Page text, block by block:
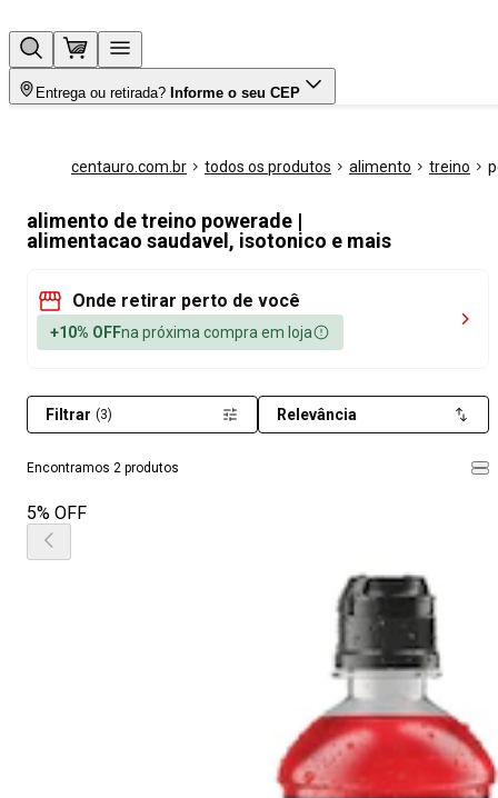
Entrega ou retirada? Informe o seu CEP
centauro.com.br todos os produtos alimento treino
alimento de treino powerade |
alimentacao saudavel, isotonico e mais
Onde retirar perto de você
+10% OFFna próxima compra em loja
Encontramos 2 produtos
Filtrar (3) Relevância
5% OFF